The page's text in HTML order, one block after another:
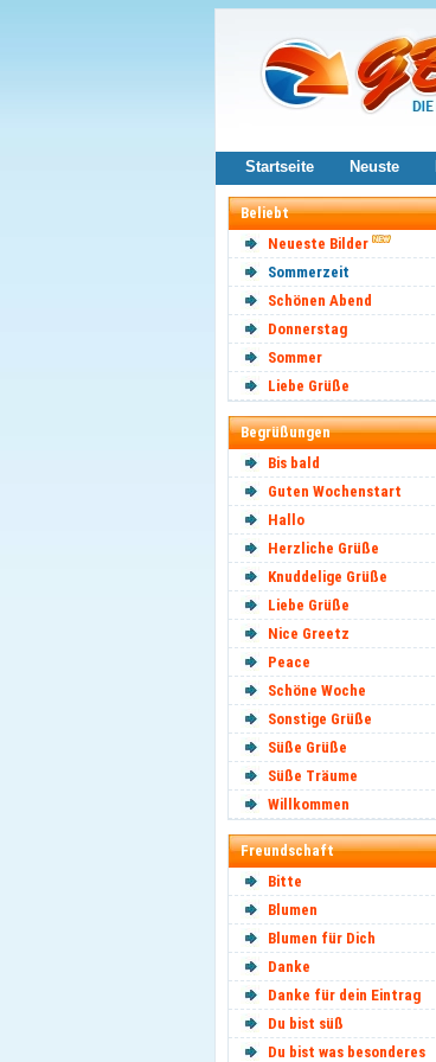
Startseite Neuste
Beliebt
Neueste Bilder
Sommerzeit
Schönen Abend
Donnerstag
Sommer
Liebe Grüße
Begrüßungen
Bis bald
Guten Wochenstart
Hallo
Herzliche Grüße
Knuddelige Grüße
Liebe Grüße
Nice Greetz
Peace
Schöne Woche
Sonstige Grüße
Süße Grüße
Süße Träume
Willkommen
Freundschaft
Bitte
Blumen
Blumen für Dich
Danke
Danke für dein Eintrag
Du bist süß
Du bist was besonderes